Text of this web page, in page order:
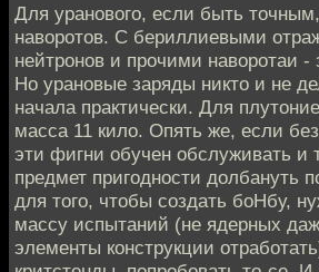
Для уранового, если быть
наворотов. С бериллиевыми
нейтронов и прочими наворотаи
Но урановые заряды никто и не
начала практически. Для
масса 11 кило. Опять же, если
эти фигни обучен обслуживать и
предмет пригодности долбануть
для того, чтобы создать боНбу,
массу испытаний (не ядерных
элементы конструкции